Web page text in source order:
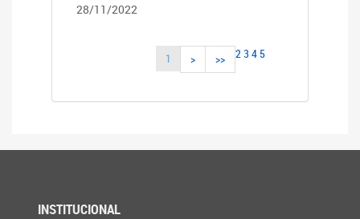
28/11/2022
1 23 4 5
> >>
INSTITUCIONAL